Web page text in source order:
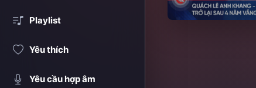
Playlist
Yêu thích
Yêu cầu hợp âm